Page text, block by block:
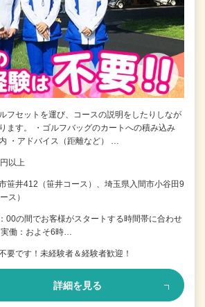
フセットを運び、コースの説明をしたりしなが
ます。 ・ゴルフバッグのカートへの積み込み
・アドバイス（距離など） …
以上
笹井412（笹井コース）、埼玉県入間市小谷田9
ス）
00の間でお客様がスタートする時間帯に合わせ
働：およそ6時…
要です！未経験者＆経験者歓迎！
詳細を見る